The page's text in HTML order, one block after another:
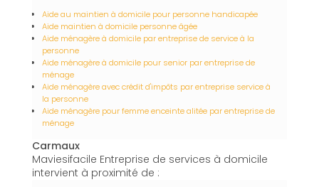
Aide au maintien à domicile pour personne handicapée
Aide maintien à domicile personne âgée
Aide ménagère à domicile par entreprise de service à la
personne
Aide ménagère à domicile pour senior par entreprise de
ménage
Aide ménagère avec crédit d'impôts par entreprise service à
la personne
Aide ménagère pour femme enceinte alitée par entreprise de
ménage
Carmaux
Maviesifacile Entreprise de services à domicile
intervient à proximité de :